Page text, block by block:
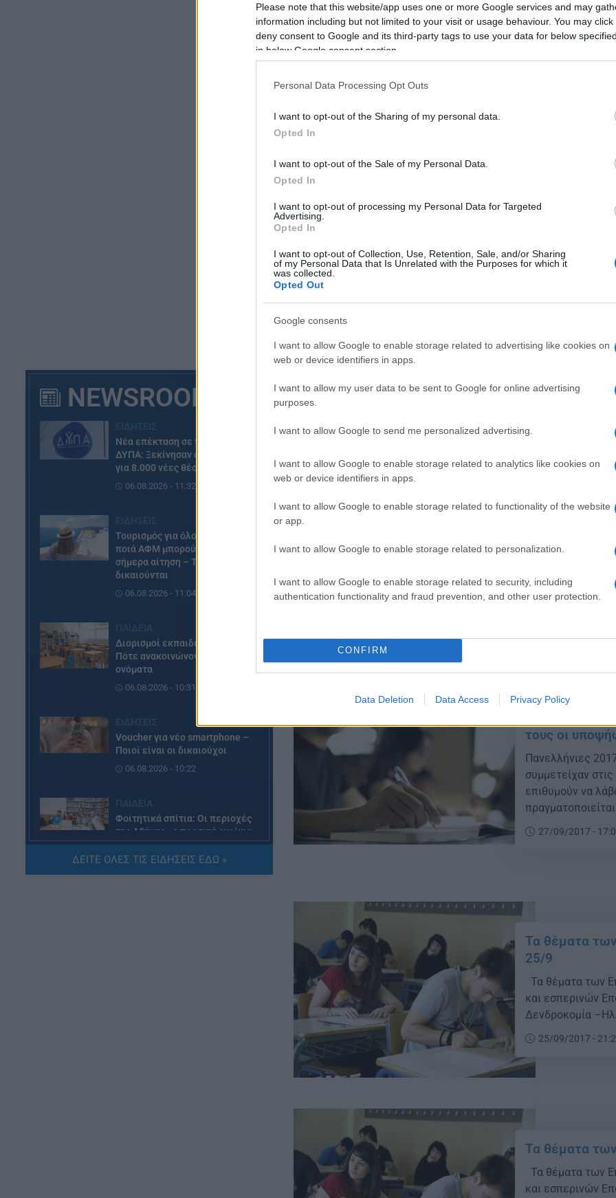
Please note that this website/app uses one or more Google services and may
information including but not limited to your visit or usage behaviour. You may
deny consent to Google and its third-party tags to use your data for below
in below Google consent section.
Personal Data Processing Opt Outs
I want to opt-out of the Sharing of my personal data.
Opted In
I want to opt-out of the Sale of my Personal Data.
Opted In
I want to opt-out of processing my Personal Data for Targeted
Advertising.
Opted In
I want to opt-out of Collection, Use, Retention, Sale, and/or Sharing
of my Personal Data that Is Unrelated with the Purposes for which it
was collected.
Opted Out
Google consents
I want to allow Google to enable storage related to advertising like cookies on
web or device identifiers in apps.
I want to allow my user data to be sent to Google for online advertising
purposes.
I want to allow Google to send me personalized advertising.
I want to allow Google to enable storage related to analytics like cookies on
web or device identifiers in apps.
I want to allow Google to enable storage related to functionality of the website
or app.
I want to allow Google to enable storage related to personalization.
I want to allow Google to enable storage related to security, including
authentication functionality and fraud prevention, and other user protection.
CONFIRM
Data Deletion Data Access Privacy Policy
NEWSROOM
Νέα επέκταση σε πρόγραμμα
ΔΥΠΑ: Ξεκίνησαν οι αιτήσεις
για 8.000 νέες θέσεις εργασίας
06.08.2026 - 11:32
Τουρισμός για όλους: Δείτε
ποιά ΑΦΜ μπορούν να κάνουν
σήμερα αίτηση – Τα ποσά που
δικαιούνται
06.08.2026 - 11:04
Διορισμοί εκπαιδευτικών:
Πότε ανακοινώνονται τα
ονόματα
06.08.2026 - 10:31
Voucher για νέο smartphone –
Ποιοί είναι οι δικαιούχοι
06.08.2026 - 10:22
Φοιτητικά σπίτια: Οι περιοχές
της Αθήνας με προσιτά ενοίκια
– Οι λύσεις που βρίσκουν οι
φοιτητές
06.08.2026 - 09:44
ΔΕΙΤΕ ΟΛΕΣ ΤΙΣ ΕΙΔΗΣΕΙΣ ΕΔΩ »
Πανελλήνιες
στην
ΠΑΝΕΛΛΗΝΙΕΣ:
Θρησκευμάτων
αποτελέσματα
κατηγορία των
ανωτέρω
Έρευνας και
ηλεκτρονική
Η μάθηση
Διδάσκοντας
«προτιμά» την
«ουκ εν τω
παρούσα στην
συμβαίνει; Το
22/10/2017 -
Εξωτερικού
Από το
ανακοινώνονται
Εκπαίδευση
Ελλήνων
αποφοίτων
τους οι
Πανελλήνιες
συμμετείχαν
επιθυμούν να
επίδειξη των
Οκτωβρίου –
27/09/2017 -
Τα θέματα
25/9
Τα θέματα των
και εσπερινών
Δενδροκομία
25/09/2017 -
Τα θέματα
Τα θέματα των
και εσπερινών